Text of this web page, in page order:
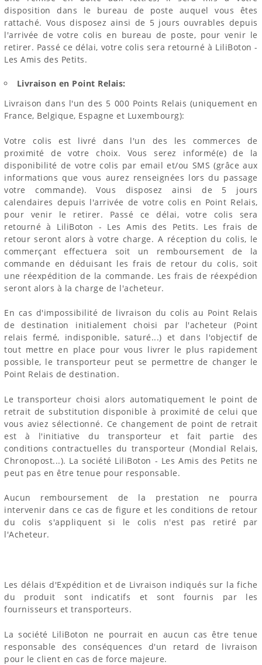
disposition dans le bureau de poste auquel vous êtes
rattaché. Vous disposez ainsi de 5 jours ouvrables depuis
l'arrivée de votre colis en bureau de poste, pour venir le
retirer. Passé ce délai, votre colis sera retourné à LiliBoton -
Les Amis des Petits.
Livraison en Point Relais:
Livraison dans l'un des 5 000 Points Relais (uniquement en
France, Belgique, Espagne et Luxembourg):
Votre colis est livré dans l'un des les commerces de
proximité de votre choix. Vous serez informé(e) de la
disponibilité de votre colis par email et/ou SMS (grâce aux
informations que vous aurez renseignées lors du passage
votre commande). Vous disposez ainsi de 5 jours
calendaires depuis l'arrivée de votre colis en Point Relais,
pour venir le retirer. Passé ce délai, votre colis sera
retourné à LiliBoton - Les Amis des Petits. Les frais de
retour seront alors à votre charge. A réception du colis, le
commerçant effectuera soit un remboursement de la
commande en déduisant les frais de retour du colis, soit
une réexpédition de la commande. Les frais de réexpédion
seront alors à la charge de l'acheteur.
En cas d'impossibilité de livraison du colis au Point Relais
de destination initialement choisi par l'acheteur (Point
relais fermé, indisponible, saturé...) et dans l'objectif de
tout mettre en place pour vous livrer le plus rapidement
possible, le transporteur peut se permettre de changer le
Point Relais de destination.
Le transporteur choisi alors automatiquement le point de
retrait de substitution disponible à proximité de celui que
vous aviez sélectionné. Ce changement de point de retrait
est à l'initiative du transporteur et fait partie des
conditions contractuelles du transporteur (Mondial Relais,
Chronopost...). La société LiliBoton - Les Amis des Petits ne
peut pas en être tenue pour responsable.
Aucun remboursement de la prestation ne pourra
intervenir dans ce cas de figure et les conditions de retour
du colis s'appliquent si le colis n'est pas retiré par
l'Acheteur.
Les délais d'Expédition et de Livraison indiqués sur la fiche
du produit sont indicatifs et sont fournis par les
fournisseurs et transporteurs.
La société LiliBoton ne pourrait en aucun cas être tenue
responsable des conséquences d'un retard de livraison
pour le client en cas de force majeure.